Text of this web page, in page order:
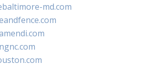
md.com